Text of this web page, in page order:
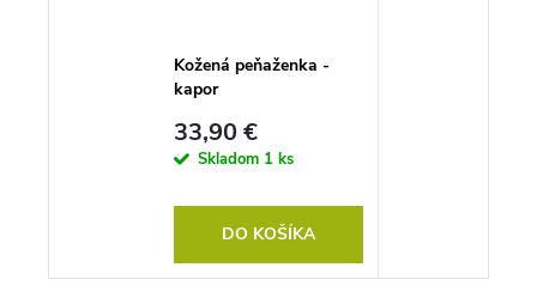
Kožená peňaženka -
kapor
33,90 €
Skladom 1 ks
DO KOŠÍKA